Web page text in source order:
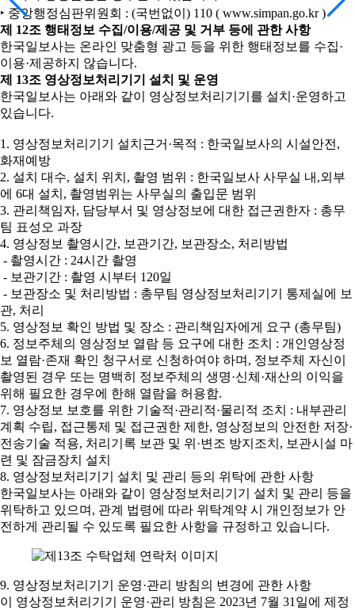
‣ 중앙행정심판위원회 : (국번없이) 110 ( www.simpan.go.kr )
제 12조 행태정보 수집/이용/제공 및 거부 등에 관한 사항
한국일보사는 온라인 맞춤형 광고 등을 위한 행태정보를 수집·
이용·제공하지 않습니다.
제 13조 영상정보처리기기 설치 및 운영
한국일보사는 아래와 같이 영상정보처리기기를 설치·운영하고
있습니다.
1. 영상정보처리기기 설치근거·목적 : 한국일보사의 시설안전,
화재예방
2. 설치 대수, 설치 위치, 촬영 범위 : 한국일보사 사무실 내,외부
에 6대 설치, 촬영범위는 사무실의 출입문 범위
3. 관리책임자, 담당부서 및 영상정보에 대한 접근권한자 : 총무
팀 표성오 과장
4. 영상정보 촬영시간, 보관기간, 보관장소, 처리방법
- 촬영시간 : 24시간 촬영
- 보관기간 : 촬영 시부터 120일
- 보관장소 및 처리방법 : 총무팀 영상정보처리기기 통제실에 보
관, 처리
5. 영상정보 확인 방법 및 장소 : 관리책임자에게 요구 (총무팀)
6. 정보주체의 영상정보 열람 등 요구에 대한 조치 : 개인영상정
보 열람·존재 확인 청구서로 신청하여야 하며, 정보주체 자신이
촬영된 경우 또는 명백히 정보주체의 생명·신체·재산의 이익을
위해 필요한 경우에 한해 열람을 허용함.
7. 영상정보 보호를 위한 기술적·관리적·물리적 조치 : 내부관리
계획 수립, 접근통제 및 접근권한 제한, 영상정보의 안전한 저장·
전송기술 적용, 처리기록 보관 및 위·변조 방지조치, 보관시설 마
련 및 잠금장치 설치
8. 영상정보처리기기 설치 및 관리 등의 위탁에 관한 사항
한국일보사는 아래와 같이 영상정보처리기기 설치 및 관리 등을
위탁하고 있으며, 관계 법령에 따라 위탁계약 시 개인정보가 안
전하게 관리될 수 있도록 필요한 사항을 규정하고 있습니다.
9. 영상정보처리기기 운영·관리 방침의 변경에 관한 사항
이 영상정보처리기기 운영·관리 방침은 2023년 7월 31일에 제정